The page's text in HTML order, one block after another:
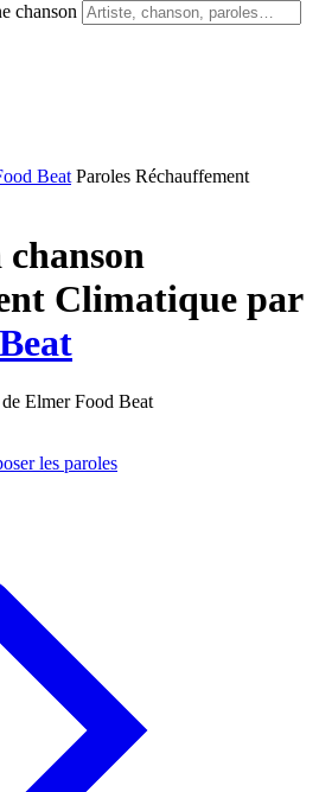
chanson
Beat Paroles Réchauffement
chanson
Climatique par
Elmer Food Beat
les paroles